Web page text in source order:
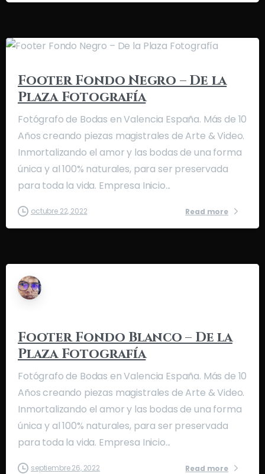
Footer Fondo Negro – De la
Plaza Fotografía
Fotógrafo de Bodas en Valencia España. Más de 10
Años creando piezas magistrales de Arte & Video.
Inmortalizando el amor y las bodas de una forma
única y al 100% naturales, para ser preservada
para toda la vida. Empresa Inicio...
octubre 22, 2022 Read more
Footer Fondo Blanco – De la
Plaza Fotografía
Fotógrafo de Bodas en Valencia España. Más de 10
Años creando piezas magistrales de Arte & Video.
Inmortalizando el amor y las bodas de una forma
única y al 100% naturales, para ser preservada
para toda la vida. Empresa Inicio...
septiembre 26, 2022 Read more